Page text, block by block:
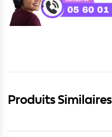
Produits Similaires